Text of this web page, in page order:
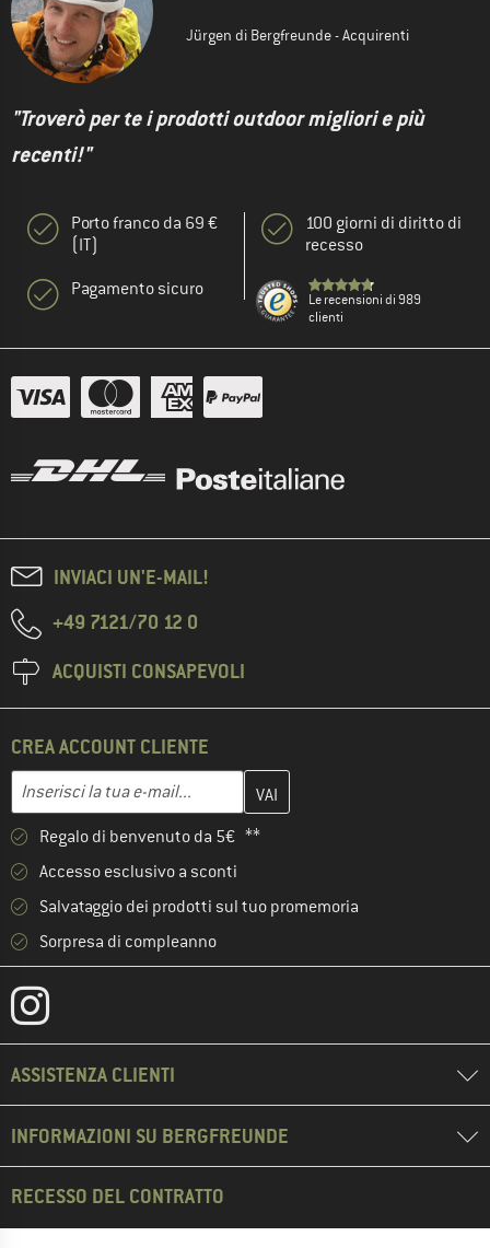
Jürgen di Bergfreunde - Acquirenti
"Troverò per te i prodotti outdoor migliori e più
recenti!"
Porto franco da 69 €
(IT)
Pagamento sicuro
100 giorni di diritto di
recesso
Le recensioni di 989
clienti
INVIACI UN'E-MAIL!
+49 7121/70 12 0
ACQUISTI CONSAPEVOLI
CREA ACCOUNT CLIENTE
Indirizzo e-mail
Inserisci qui il tuo indirizzo e-mail e crea il tuo account cliente
Regalo di benvenuto da 5€ **
Accesso esclusivo a sconti
Salvataggio dei prodotti sul tuo promemoria
Sorpresa di compleanno
ASSISTENZA CLIENTI
INFORMAZIONI SU BERGFREUNDE
RECESSO DEL CONTRATTO